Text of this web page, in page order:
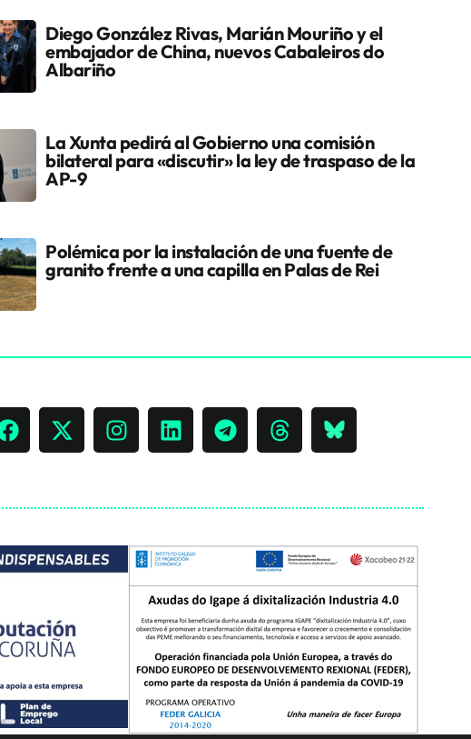
Diego González Rivas, Marián Mouriño y el
embajador de China, nuevos Cabaleiros do
Albariño
La Xunta pedirá al Gobierno una comisión
bilateral para «discutir» la ley de traspaso de la
AP-9
Polémica por la instalación de una fuente de
granito frente a una capilla en Palas de Rei